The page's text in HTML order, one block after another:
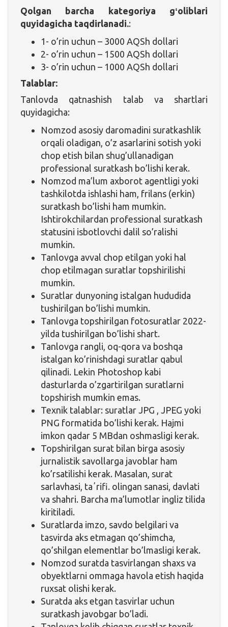
Qolgan barcha kategoriya gʻoliblari
quyidagicha taqdirlanadi.:
1- o’rin uchun – 3000 AQSh dollari
2- o’rin uchun – 1500 AQSh dollari
3- o’rin uchun – 1000 AQSh dollari
Talablar:
Tanlovda qatnashish talab va shartlari
quyidagicha:
Nomzod asosiy daromadini suratkashlik
orqali oladigan, o’z asarlarini sotish yoki
chop etish bilan shug’ullanadigan
professional suratkash bo’lishi kerak.
Nomzod ma’lum axborot agentligi yoki
tashkilotda ishlashi ham, frilans (erkin)
suratkash bo’lishi ham mumkin.
Ishtirokchilardan professional suratkash
statusini isbotlovchi dalil so’ralishi
mumkin.
Tanlovga avval chop etilgan yoki hal
chop etilmagan suratlar topshirilishi
mumkin.
Suratlar dunyoning istalgan hududida
tushirilgan bo’lishi mumkin.
Tanlovga topshirilgan fotosuratlar 2022-
yilda tushirilgan bo’lishi shart.
Tanlovga rangli, oq-qora va boshqa
istalgan ko’rinishdagi suratlar qabul
qilinadi. Lekin Photoshop kabi
dasturlarda o’zgartirilgan suratlarni
topshirish mumkin emas.
Texnik talablar: suratlar JPG , JPEG yoki
PNG formatida bo’lishi kerak. Hajmi
imkon qadar 5 MBdan oshmasligi kerak.
Topshirilgan surat bilan birga asosiy
jurnalistik savollarga javoblar ham
ko’rsatilishi kerak. Masalan, surat
sarlavhasi, taʼrifi. olingan sanasi, davlati
va shahri. Barcha ma’lumotlar ingliz tilida
kiritiladi.
Suratlarda imzo, savdo belgilari va
tasvirda aks etmagan qo’shimcha,
qo’shilgan elementlar bo’lmasligi kerak.
Nomzod suratda tasvirlangan shaxs va
obyektlarni ommaga havola etish haqida
ruxsat olishi kerak.
Suratda aks etgan tasvirlar uchun
suratkash javobgar bo’ladi.